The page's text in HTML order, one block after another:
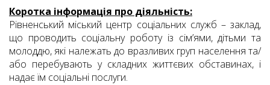
Коротка інформація про діяльність:
Рівненський міський центр соціальних служб – заклад,
що проводить соціальну роботу із сім’ями, дітьми та
молоддю, які належать до вразливих груп населення та/
або перебувають у складних життєвих обставинах, і
надає їм соціальні послуги.